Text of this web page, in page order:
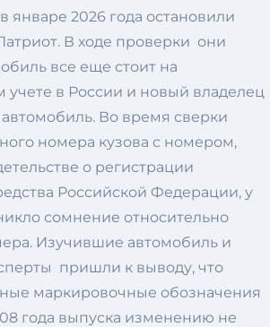
январе 2026 года остановили
В ходе проверки они
все еще стоит на
учете в России и новый владелец
Во время сверки
номера кузова с номером,
о регистрации
Российской Федерации, у
сомнение относительно
Изучившие автомобиль и
пришли к выводу, что
маркировочные обозначения
года выпуска изменению не